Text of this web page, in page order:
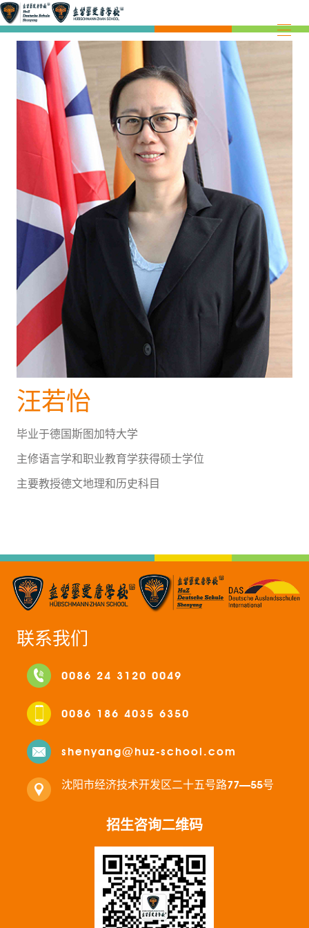
汪若怡
毕业于德国斯图加特大学
主修语言学和职业教育学获得硕士学位
主要教授德文地理和历史科目
联系我们
0086 24 3120 0049
0086 186 4035 6350
shenyang@huz-school.com
沈阳市经济技术开发区二十五号路77—55号
招生咨询二维码